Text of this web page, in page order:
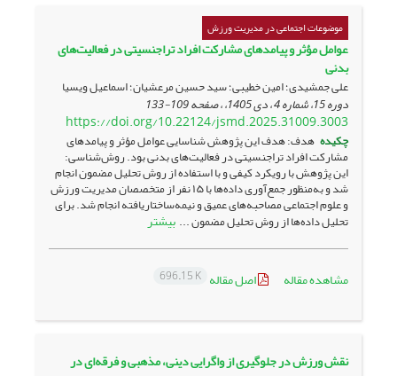
موضوعات اجتماعی در مدیریت ورزش
عوامل مؤثر و پیامدهای مشارکت افراد تراجنسیتی در فعالیت‌های
بدنی
علی جمشیدی؛ امین خطیبی؛ سید حسین مرعشیان؛ اسماعیل ویسیا
دوره 15، شماره 4 ، دی 1405، ، صفحه 109-133
https://doi.org/10.22124/jsmd.2025.31009.3003
چکیده هدف: هدف این پژوهش شناسایی عوامل مؤثر و پیامدهای
مشارکت افراد تراجنسیتی در فعالیت‌های بدنی بود. روش‌شناسی:
این پژوهش با رویکرد کیفی و با استفاده از روش تحلیل مضمون انجام
شد و به‌منظور جمع‌آوری داده‌ها با ۱۵ نفر از متخصصان مدیریت ورزش
و علوم اجتماعی مصاحبه‌های عمیق و نیمه‌ساختاریافته انجام شد. برای
تحلیل داده‌ها از روش تحلیل مضمون ... بیشتر
مشاهده مقاله اصل مقاله 696.15 K
نقش ورزش در جلوگیری از واگرایی دینی، مذهبی و فرقه‌ای در